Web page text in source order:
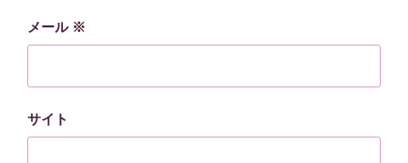
メール ※
サイト